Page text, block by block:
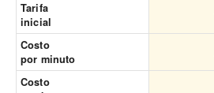
Tarifa
inicial
Costo
por minuto
Costo